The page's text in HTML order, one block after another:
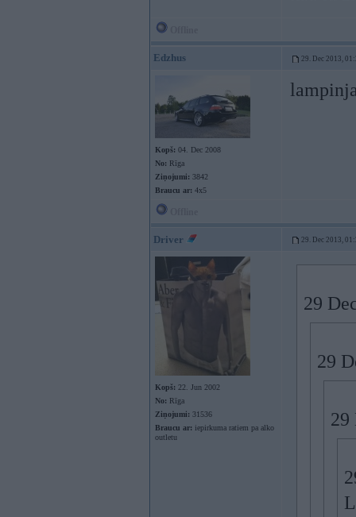
Edzhus 29. Dec 2013,
Kopš: 04. Dec 2008
No: Rīga
Ziņojumi: 3842
Braucu ar: 4x5
Driver 29. Dec 2013,
Kopš: 22. Jun 2002
No: Rīga
Ziņojumi: 31536
Braucu ar: iepirkuma ratiem pa alko
outletu
29
29
29